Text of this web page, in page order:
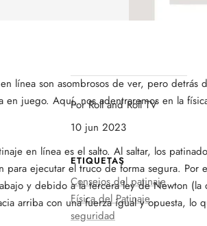
Por Roll and Roll TV
10 jun 2023
ETIQUETAS
Consejos del patinaje
Física del Patinaje
seguridad
línea son asombrosos de ver, pero detrás
en juego. Aquí, nos adentraremos en la
en línea es el salto. Al saltar, los
para ejecutar el truco de forma segura. Por
y debido a la tercera ley de Newton
arriba con una fuerza igual y opuesta, lo